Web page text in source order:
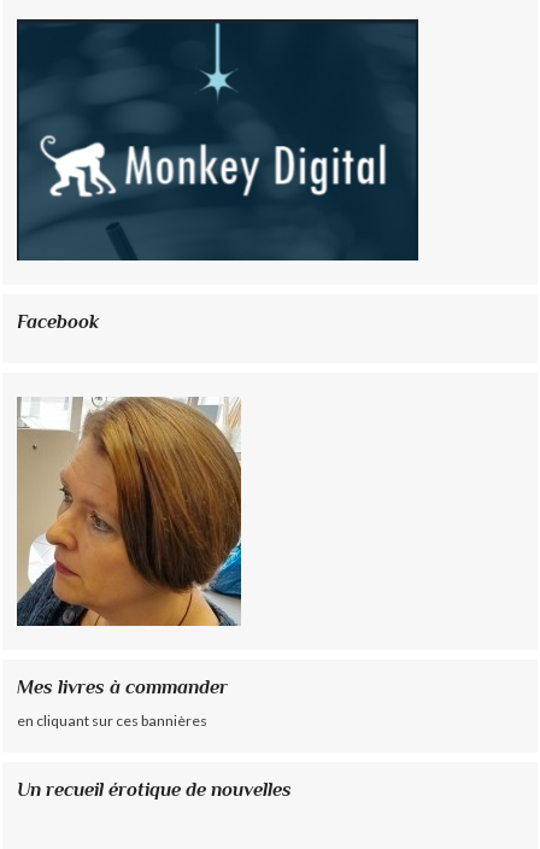
Facebook
Mes livres à commander
en cliquant sur ces bannières
Un recueil érotique de nouvelles